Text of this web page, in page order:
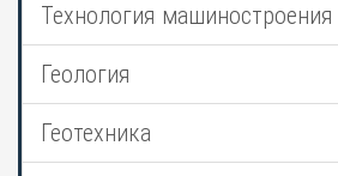
Технология машиностроения
Геология
Геотехника